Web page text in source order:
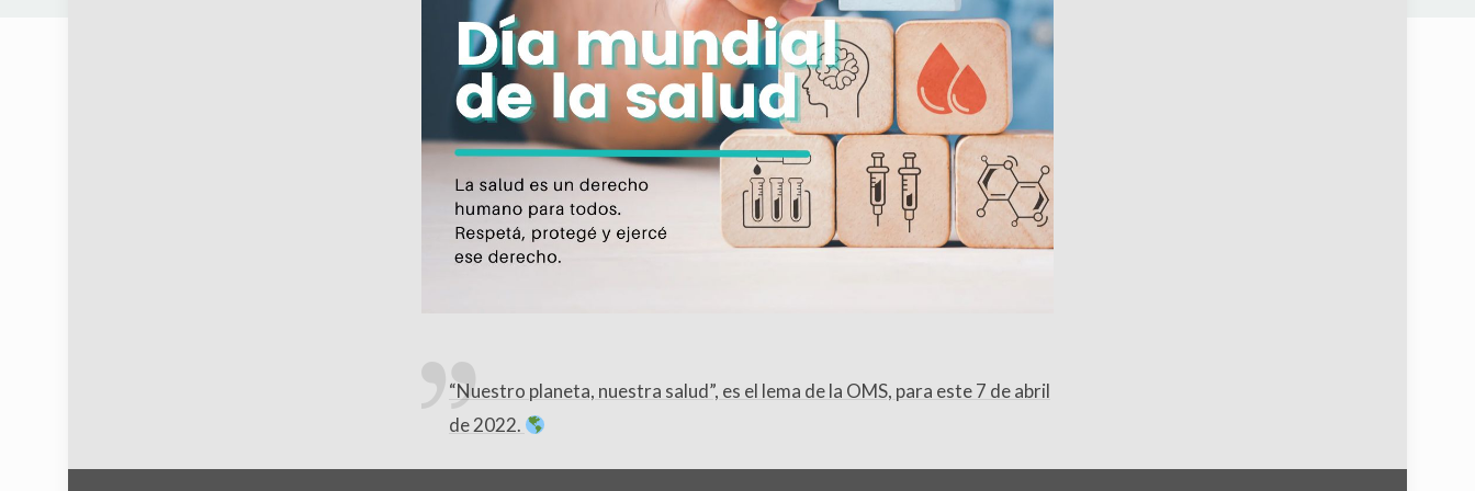
“Nuestro planeta, nuestra salud”, es el lema de la OMS, para este 7 de abril
de 2022.